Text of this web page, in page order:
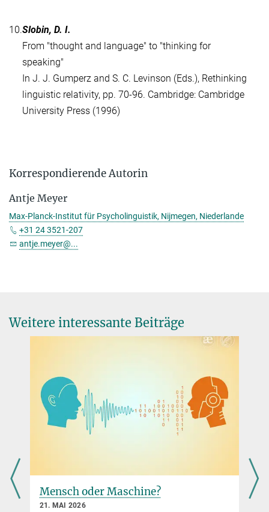
10.Slobin, D. I.
From "thought and language" to "thinking for
speaking"
In J. J. Gumperz and S. C. Levinson (Eds.), Rethinking
linguistic relativity, pp. 70-96. Cambridge: Cambridge
University Press (1996)
Korrespondierende Autorin
Antje Meyer
Max-Planck-Institut für Psycholinguistik, Nijmegen, Niederlande
+31 24 3521-207
antje.meyer@...
Weitere interessante Beiträge
Sprachen besitzen konstante Muster
17. NOVEMBER 2025